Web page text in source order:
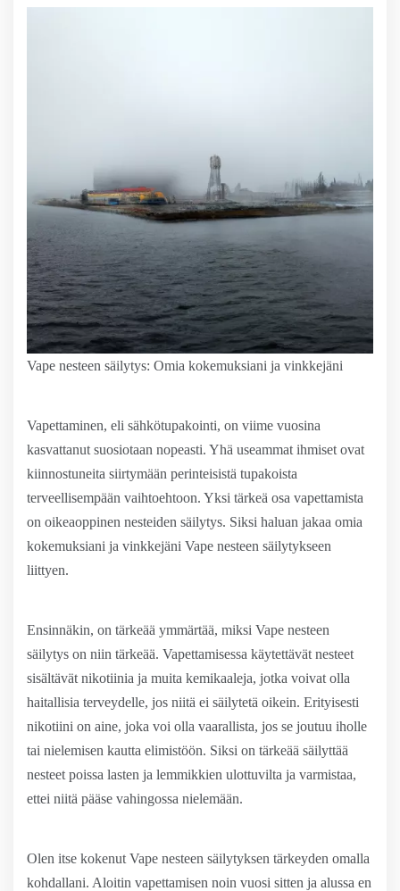
Vape nesteen säilytys: Omia kokemuksiani ja vinkkejäni
Vapettaminen, eli sähkötupakointi, on viime vuosina
kasvattanut suosiotaan nopeasti. Yhä useammat ihmiset ovat
kiinnostuneita siirtymään perinteisistä tupakoista
terveellisempään vaihtoehtoon. Yksi tärkeä osa vapettamista
on oikeaoppinen nesteiden säilytys. Siksi haluan jakaa omia
kokemuksiani ja vinkkejäni Vape nesteen säilytykseen
liittyen.
Ensinnäkin, on tärkeää ymmärtää, miksi Vape nesteen
säilytys on niin tärkeää. Vapettamisessa käytettävät nesteet
sisältävät nikotiinia ja muita kemikaaleja, jotka voivat olla
haitallisia terveydelle, jos niitä ei säilytetä oikein. Erityisesti
nikotiini on aine, joka voi olla vaarallista, jos se joutuu iholle
tai nielemisen kautta elimistöön. Siksi on tärkeää säilyttää
nesteet poissa lasten ja lemmikkien ulottuvilta ja varmistaa,
ettei niitä pääse vahingossa nielemään.
Olen itse kokenut Vape nesteen säilytyksen tärkeyden omalla
kohdallani. Aloitin vapettamisen noin vuosi sitten ja alussa en